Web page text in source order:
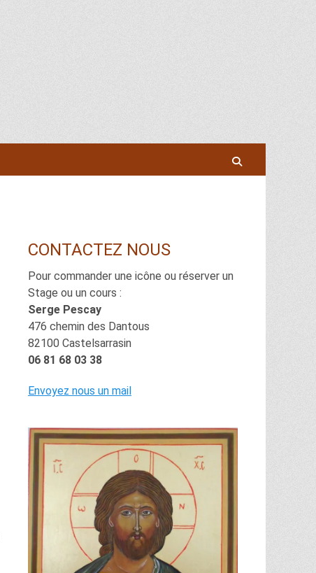
CONTACTEZ NOUS
Pour commander une icône ou réserver un
Stage ou un cours :
Serge Pescay
476 chemin des Dantous
82100 Castelsarrasin
06 81 68 03 38
Envoyez nous un mail